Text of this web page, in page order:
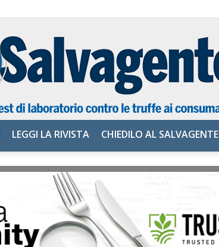
Salvagente
LEGGI LA RIVISTA CHIEDILO AL SALVAGENTE